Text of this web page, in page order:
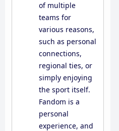
of multiple
teams for
various reasons,
such as personal
connections,
regional ties, or
simply enjoying
the sport itself.
Fandom is a
personal
experience, and